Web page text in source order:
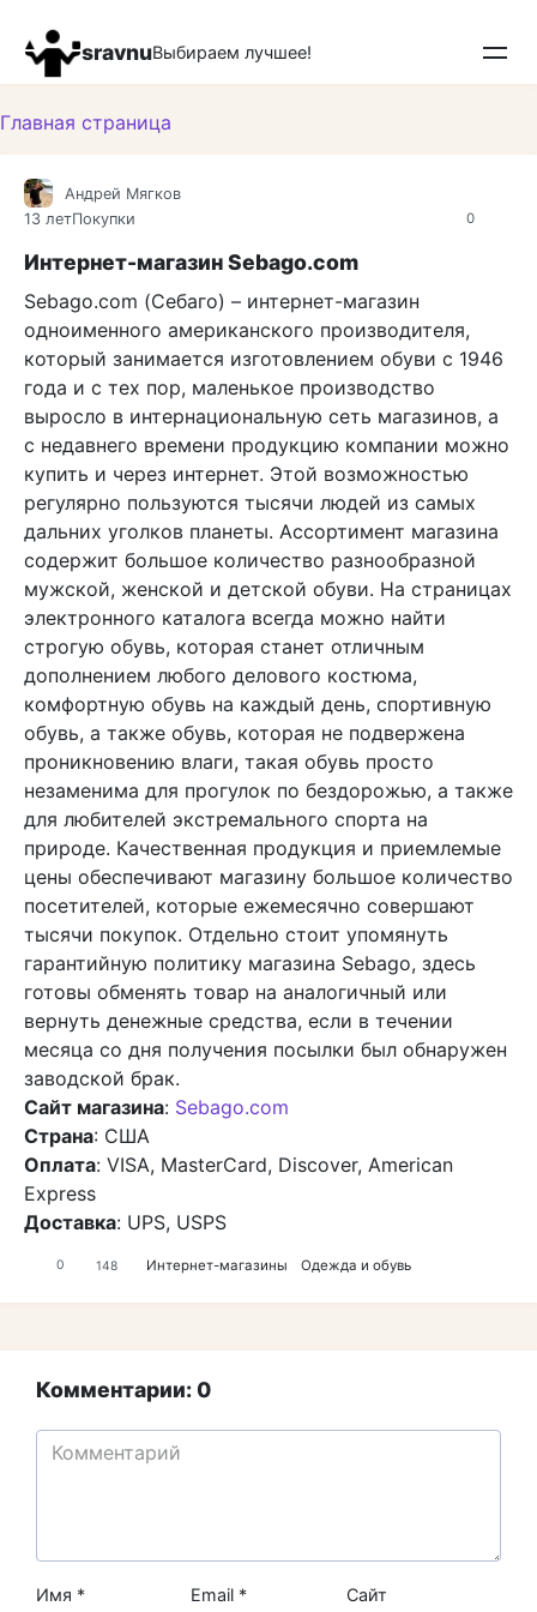
контенту
sravnuВыбираем лучшее!
Главная страница
0
Андрей Мягков
13 летПокупки
Интернет-магазин Sebago.com
Sebago.com (Себаго) – интернет-магазин
одноименного американского производителя,
который занимается изготовлением обуви с 1946
года и с тех пор, маленькое производство
выросло в интернациональную сеть магазинов, а
с недавнего времени продукцию компании можно
купить и через интернет. Этой возможностью
регулярно пользуются тысячи людей из самых
дальних уголков планеты. Ассортимент магазина
содержит большое количество разнообразной
мужской, женской и детской обуви. На страницах
электронного каталога всегда можно найти
строгую обувь, которая станет отличным
дополнением любого делового костюма,
комфортную обувь на каждый день, спортивную
обувь, а также обувь, которая не подвержена
проникновению влаги, такая обувь просто
незаменима для прогулок по бездорожью, а также
для любителей экстремального спорта на
природе. Качественная продукция и приемлемые
цены обеспечивают магазину большое количество
посетителей, которые ежемесячно совершают
тысячи покупок. Отдельно стоит упомянуть
гарантийную политику магазина Sebago, здесь
готовы обменять товар на аналогичный или
вернуть денежные средства, если в течении
месяца со дня получения посылки был обнаружен
заводской брак.
Сайт магазина: Sebago.com
Страна: США
Оплата: VISA, MasterCard, Discover, American
Express
Доставка: UPS, USPS
0 148 Интернет-магазины Одежда и обувь
Комментарии: 0
Имя * Email * Сайт